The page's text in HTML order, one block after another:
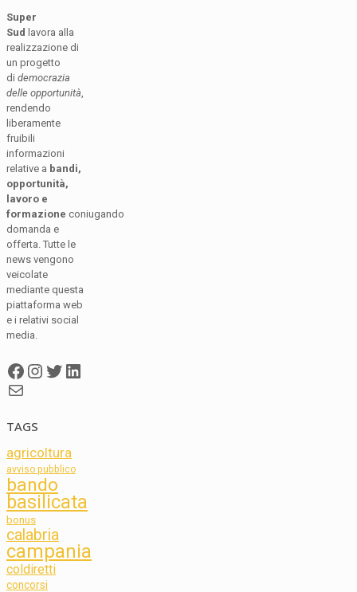
Super
Sud lavora alla
realizzazione di
un progetto
di democrazia
delle opportunità
rendendo
liberamente
fruibili
informazioni
relative a bandi,
opportunità,
lavoro e
formazione coniugando
domanda e
offerta. Tutte le
news vengono
veicolate
mediante questa
piattaforma web
e i relativi social
media.
Facebook
Instagram
Twitter
LinkedIn
Mail
TAGS
agricoltura
avviso pubblico
bando
basilicata
bonus
calabria
campania
coldiretti
concorsi